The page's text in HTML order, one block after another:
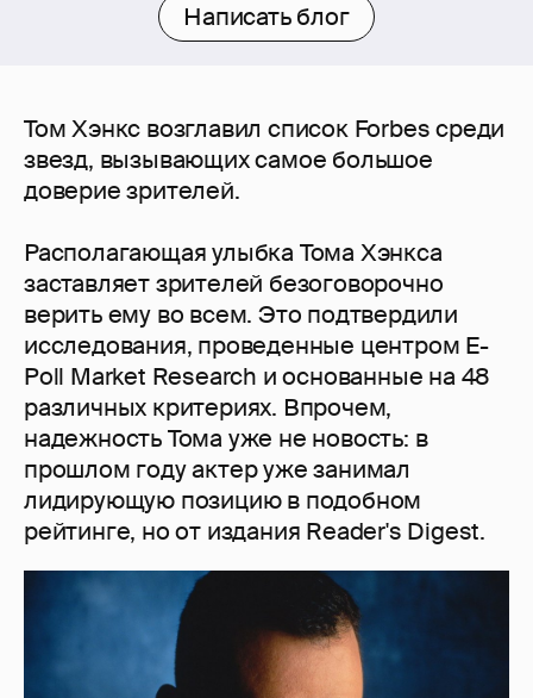
Написать блог
Том Хэнкс возглавил список Forbes среди
звезд, вызывающих самое большое
доверие зрителей.
Располагающая улыбка Тома Хэнкса
заставляет зрителей безоговорочно
верить ему во всем. Это подтвердили
исследования, проведенные центром E-
Poll Market Research и основанные на 48
различных критериях. Впрочем,
надежность Тома уже не новость: в
прошлом году актер уже занимал
лидирующую позицию в подобном
рейтинге, но от издания Reader's Digest.